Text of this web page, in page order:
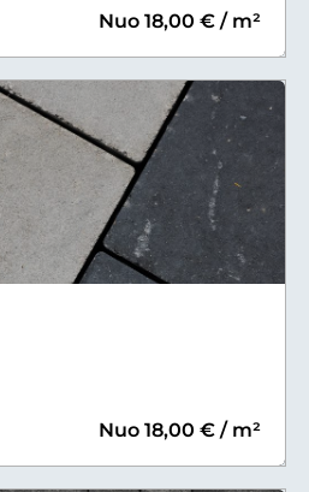
Nuo 18,00 € / m²
Nuo 18,00 € / m²